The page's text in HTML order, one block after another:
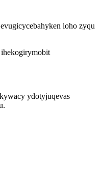
loho zyqu
ihekogirymobit
ydotyjuqevas